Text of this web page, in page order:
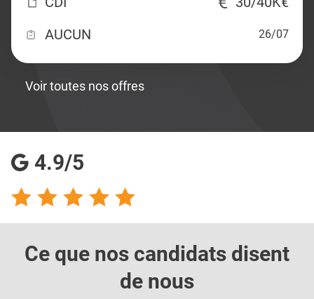
AUCUN
26/07
Voir toutes nos offres
4.9/5
Ce que nos candidats disent
de nous